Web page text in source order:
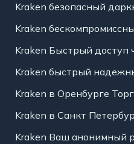
Kraken безопасный
Kraken
Kraken Быстрый доступ
Kraken быстрый
Kraken в Оренбурге
Kraken в Санкт
Kraken Ваш анонимный